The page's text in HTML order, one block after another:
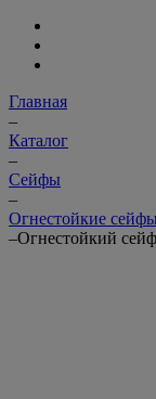
Главная
–
Каталог
–
Cейфы
–
Огнестойкие сейфы
–Огнестойкий